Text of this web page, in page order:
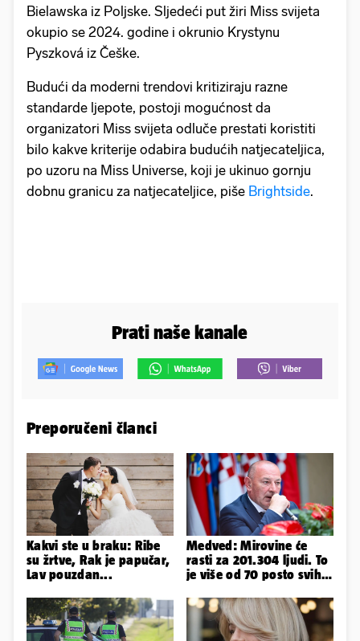
Bielawska iz Poljske. Sljedeći put žiri Miss svijeta
okupio se 2024. godine i okrunio Krystynu
Pyszková iz Češke.
Budući da moderni trendovi kritiziraju razne
standarde ljepote, postoji mogućnost da
organizatori Miss svijeta odluče prestati koristiti
bilo kakve kriterije odabira budućih natjecateljica,
po uzoru na Miss Universe, koji je ukinuo gornju
dobnu granicu za natjecateljice, piše Brightside.
Prati naše kanale
Preporučeni članci
Kakvi ste u braku: Ribe
su žrtve, Rak je papučar,
Lav pouzdan...
Medved: Mirovine će
rasti za 201.304 ljudi. To
je više od 70 posto svih